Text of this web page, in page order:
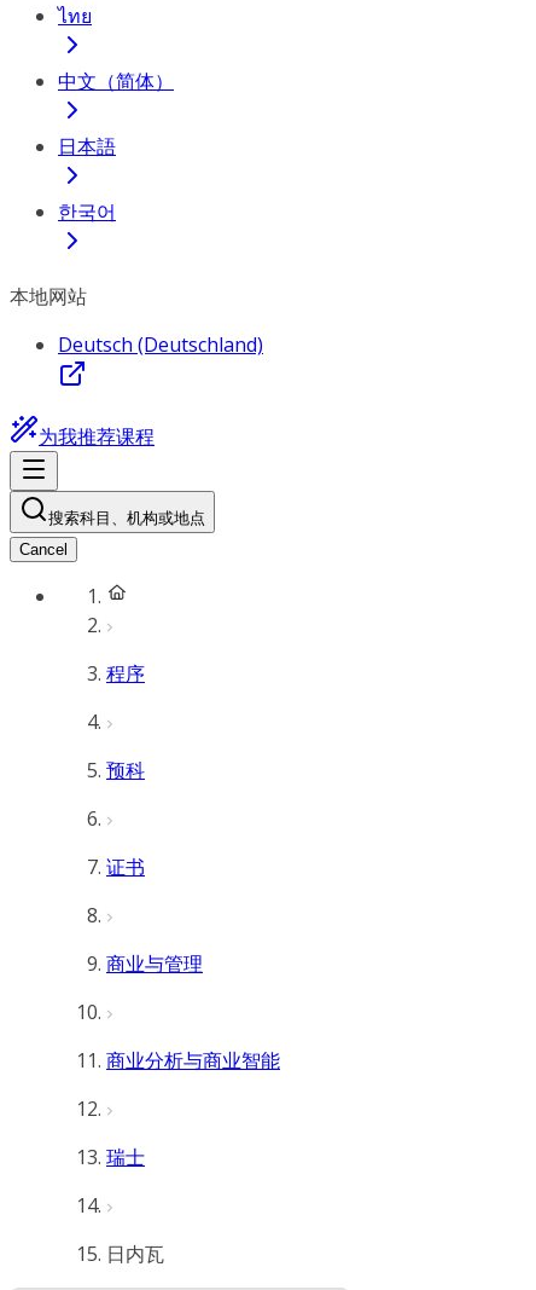
ไทย
中文（简体）
日本語
한국어
本地网站
Deutsch (Deutschland)
为我推荐课程
搜索科目、机构或地点
Cancel
程序
预科
证书
商业与管理
商业分析与商业智能
瑞士
日内瓦